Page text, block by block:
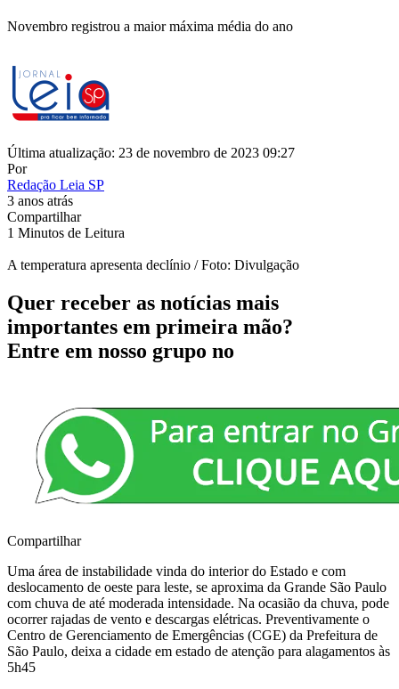
Novembro registrou a maior máxima média do ano
Última atualização: 23 de novembro de 2023 09:27
Por
Redação Leia SP
3 anos atrás
Compartilhar
1 Minutos de Leitura
A temperatura apresenta declínio / Foto: Divulgação
Quer receber as notícias mais
importantes em primeira mão?
Entre em nosso grupo no
Compartilhar
Uma área de instabilidade vinda do interior do Estado e com
deslocamento de oeste para leste, se aproxima da Grande São Paulo
com chuva de até moderada intensidade. Na ocasião da chuva, pode
ocorrer rajadas de vento e descargas elétricas. Preventivamente o
Centro de Gerenciamento de Emergências (CGE) da Prefeitura de
São Paulo, deixa a cidade em estado de atenção para alagamentos às
5h45